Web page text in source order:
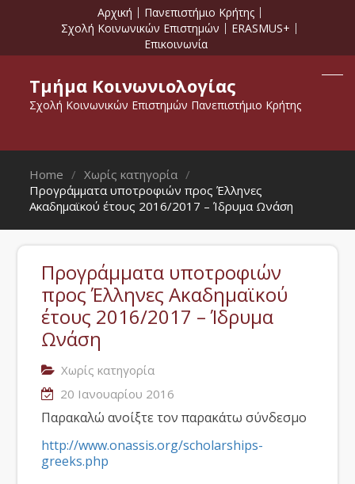
Αρχική
Πανεπιστήμιο Κρήτης
Σχολή Κοινωνικών Επιστημών
ERASMUS+
Επικοινωνία
Τμήμα Κοινωνιολογίας
Σχολή Κοινωνικών Επιστημών Πανεπιστήμιο Κρήτης
Home
Χωρίς κατηγορία
Προγράμματα υποτροφιών προς Έλληνες
Ακαδημαϊκού έτους 2016/2017 – Ίδρυμα Ωνάση
Προγράμματα υποτροφιών
προς Έλληνες Ακαδημαϊκού
έτους 2016/2017 – Ίδρυμα
Ωνάση
Χωρίς κατηγορία
20 Ιανουαρίου 2016
Παρακαλώ ανοίξτε τον παρακάτω σύνδεσμο
http://www.onassis.org/scholarships-
greeks.php